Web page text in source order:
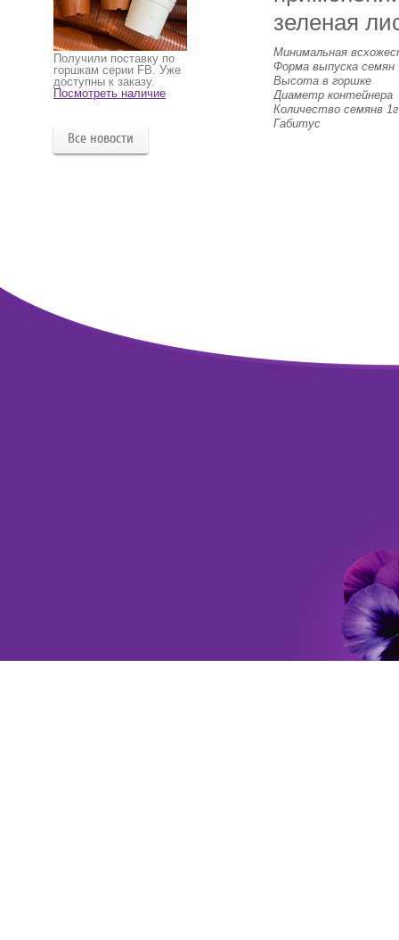
Получили поставку по
горшкам серии FB. Уже
доступны к заказу.
Посмотреть наличие
Все новости
зеленая
Минимальная
Форма выпуска семян
Высота в горшке
Диаметр контейнера
Количество семянв 1г
Габитус